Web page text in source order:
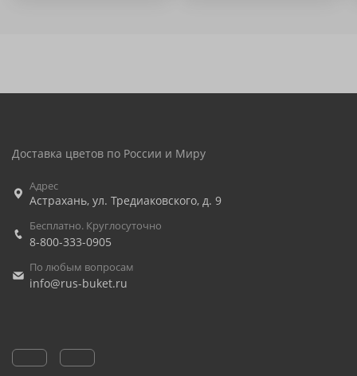
Доставка цветов по России и Миру
Бесплатно. Круглосуточно
8-800-333-0905
По любым вопросам
info@rus-buket.ru
О нас